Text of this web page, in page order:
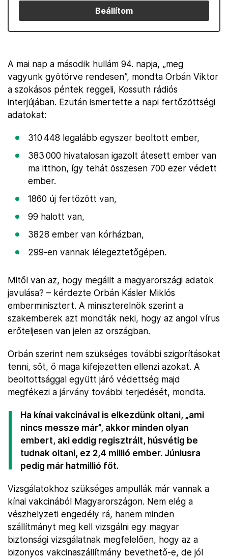
Beállítom
A mai nap a második hullám 94. napja, „meg
vagyunk gyötörve rendesen”, mondta Orbán Viktor
a szokásos péntek reggeli, Kossuth rádiós
interjújában. Ezután ismertette a napi fertőzöttségi
adatokat:
310 448 legalább egyszer beoltott ember,
383 000 hivatalosan igazolt átesett ember van
ma itthon, így tehát összesen 700 ezer védett
ember.
1860 új fertőzött van,
99 halott van,
3828 ember van kórházban,
299-en vannak lélegeztetőgépen.
Mitől van az, hogy megállt a magyarországi adatok
javulása? – kérdezte Orbán Kásler Miklós
emberminisztert. A miniszterelnök szerint a
szakemberek azt mondták neki, hogy az angol vírus
erőteljesen van jelen az országban.
Orbán szerint nem szükséges további szigorításokat
tenni, sőt, ő maga kifejezetten ellenzi azokat. A
beoltottsággal együtt járó védettség majd
megfékezi a járvány további terjedését, mondta.
Ha kínai vakcinával is elkezdünk oltani, „ami
nincs messze már”, akkor minden olyan
embert, aki eddig regisztrált, húsvétig be
tudnak oltani, ez 2,4 millió ember. Júniusra
pedig már hatmillió főt.
Vizsgálatokhoz szükséges ampullák már vannak a
kínai vakcinából Magyarországon. Nem elég a
vészhelyzeti engedély rá, hanem minden
szállítmányt meg kell vizsgálni egy magyar
biztonsági vizsgálatnak megfelelően, hogy az a
bizonyos vakcinaszállítmány bevethető-e, de jól